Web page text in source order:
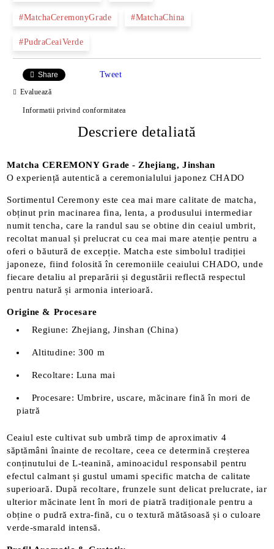
#MatchaCeremonyGrade #MatchaChina
#PudraCeaiVerde
Share Tweet
Evaluează
Informatii privind conformitatea
Descriere detaliată
Matcha CEREMONY Grade - Zhejiang, Jinshan
O experiență autentică a ceremonialului japonez CHADO
Sortimentul Ceremony este cea mai mare calitate de matcha,
obținut prin macinarea fina, lenta, a produsului intermediar
numit tencha, care la randul sau se obtine din ceaiul umbrit,
recoltat manual și prelucrat cu cea mai mare atenție pentru a
oferi o băutură de excepție. Matcha este simbolul tradiției
japoneze, fiind folosită în ceremoniile ceaiului CHADO, unde
fiecare detaliu al preparării și degustării reflectă respectul
pentru natură și armonia interioară.
Origine & Procesare
Regiune: Zhejiang, Jinshan (China)
Altitudine: 300 m
Recoltare: Luna mai
Procesare: Umbrire, uscare, măcinare fină în mori de
piatră
Ceaiul este cultivat sub umbră timp de aproximativ 4
săptămâni înainte de recoltare, ceea ce determină creșterea
conținutului de L-teanină, aminoacidul responsabil pentru
efectul calmant și gustul umami specific matcha de calitate
superioară. După recoltare, frunzele sunt delicat prelucrate, iar
ulterior măcinate lent în mori de piatră tradiționale pentru a
obține o pudră extra-fină, cu o textură mătăsoasă și o culoare
verde-smarald intensă.